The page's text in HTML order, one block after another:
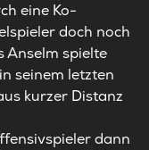
eine Ko-
doch noch
Anselm spielte
seinem letzten
kurzer Distanz
dann